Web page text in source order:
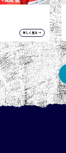
詳しく見る →